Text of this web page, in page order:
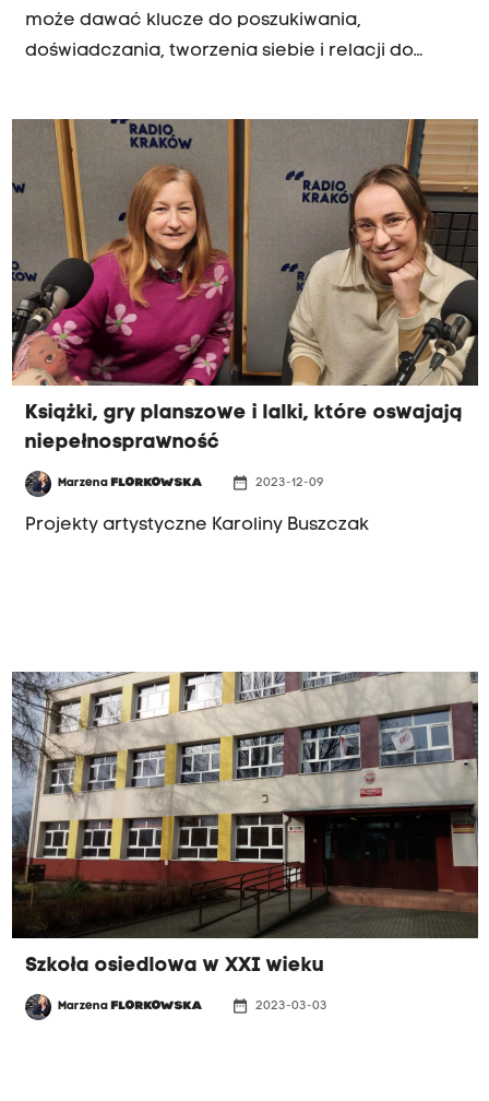
może dawać klucze do poszukiwania,
doświadczania, tworzenia siebie i relacji do
Sendlerowej "Za naprawianie świata".
Książki, gry planszowe i lalki, które oswajają
niepełnosprawność
Marzena FLORKOWSKA date_range 2023-12-09
Projekty artystyczne Karoliny Buszczak
Szkoła osiedlowa w XXI wieku
Marzena FLORKOWSKA date_range 2023-03-03